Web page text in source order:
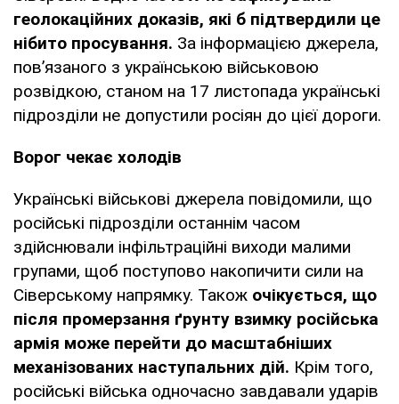
геолокаційних доказів, які б підтвердили це
нібито просування. За інформацією джерела,
пов’язаного з українською військовою
розвідкою, станом на 17 листопада українські
підрозділи не допустили росіян до цієї дороги.
Ворог чекає холодів
Українські військові джерела повідомили, що
російські підрозділи останнім часом
здійснювали інфільтраційні виходи малими
групами, щоб поступово накопичити сили на
Сіверському напрямку. Також очікується, що
після промерзання ґрунту взимку російська
армія може перейти до масштабніших
механізованих наступальних дій. Крім того,
російські війська одночасно завдавали ударів